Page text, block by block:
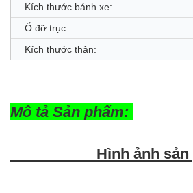
Kích thước bánh xe:
Ổ đỡ trục:
Kích thước thân:
Mô tả Sản phẩm:
Hình ảnh sản